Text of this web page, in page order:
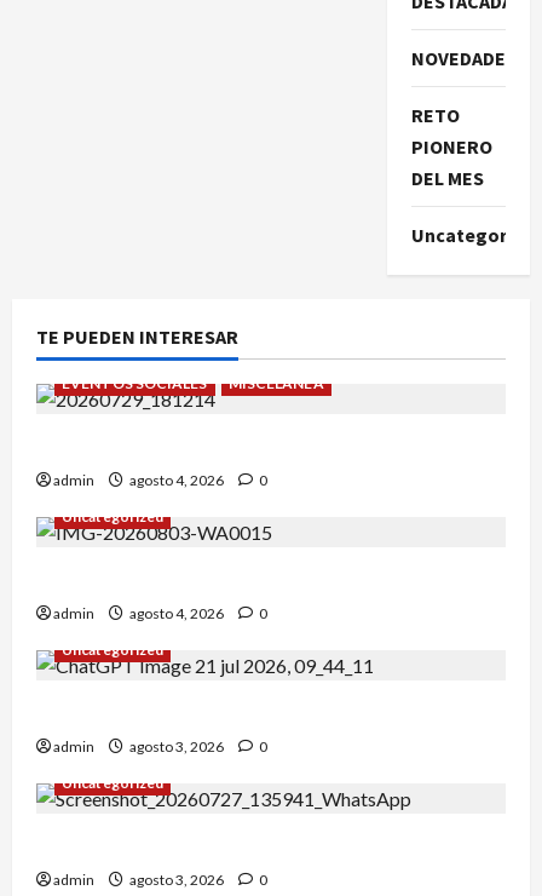
NOVEDADES
RETO
PIONERO
DEL MES
Uncategorized
TE PUEDEN INTERESAR
EVENTOS SOCIALES MISCELÁNEA
admin agosto 4, 2026
0
Uncategorized
admin agosto 4, 2026
0
Uncategorized
admin agosto 3, 2026
0
Uncategorized
admin agosto 3, 2026 0